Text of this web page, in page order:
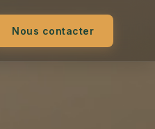
Nous contacter